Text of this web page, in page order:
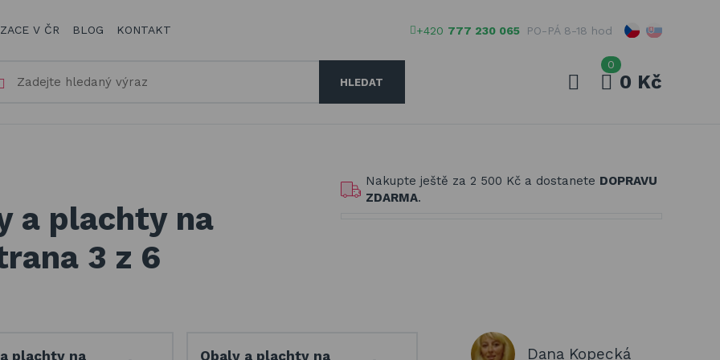
V ČR BLOG KONTAKT +420 777 230 065 PO-PÁ 8-18 hod
HLEDAT
Vaše heslo
0
0 Kč
a plachty na
3 z 6
Nakupte ještě za 2 500 Kč a dostanete DOPRAVU
ZDARMA.
plachty na
Obaly a plachty na
Dana Kopecká